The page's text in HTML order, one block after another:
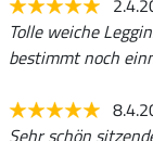
Tolle weiche
bestimmt noch
Sehr schön